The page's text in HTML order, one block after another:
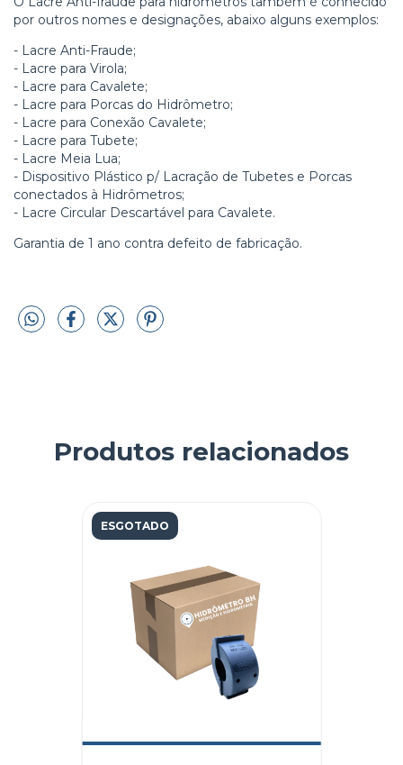
por outros nomes e designações, abaixo alguns exemplos:
- Lacre Anti-Fraude;
- Lacre para Virola;
- Lacre para Cavalete;
- Lacre para Porcas do Hidrômetro;
- Lacre para Conexão Cavalete;
- Lacre para Tubete;
- Lacre Meia Lua;
- Dispositivo Plástico p/ Lacração de Tubetes e Porcas
conectados à Hidrômetros;
- Lacre Circular Descartável para Cavalete.
Garantia de 1 ano contra defeito de fabricação.
Produtos relacionados
ESGOTADO